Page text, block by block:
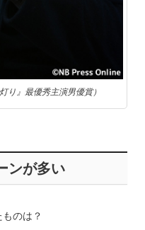
り』最優秀主演男優賞）
ンが多い
のは？